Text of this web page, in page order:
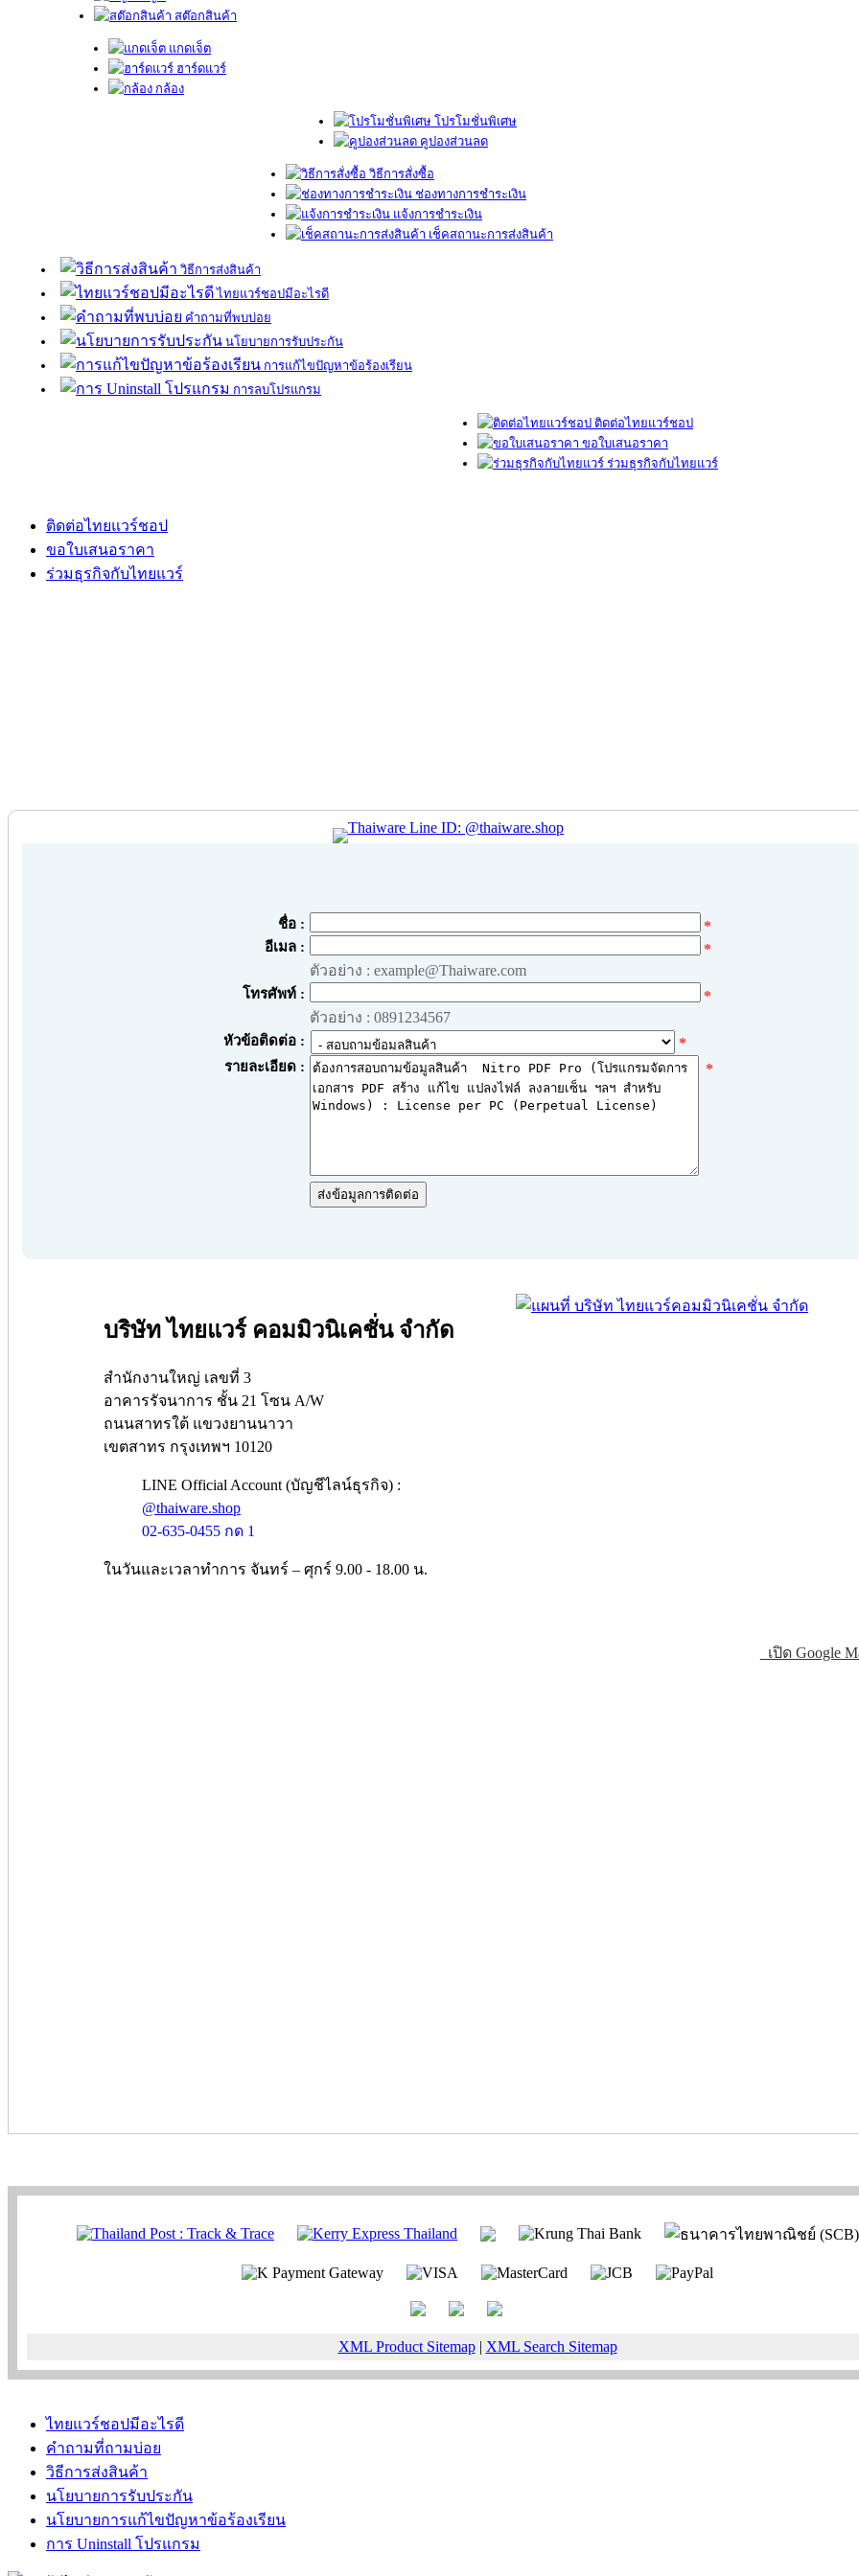
สต๊อกสินค้า
แกดเจ็ต
ฮาร์ดแวร์
กล้อง
โปรโมชั่นพิเศษ
คูปองส่วนลด
วิธีการสั่งซื้อ
ช่องทางการชำระเงิน
แจ้งการชำระเงิน
เช็คสถานะการส่งสินค้า
วิธีการส่งสินค้า
ไทยแวร์ชอปมีอะไรดี
คำถามที่พบบ่อย
นโยบายการรับประกัน
การแก้ไขปัญหาข้อร้องเรียน
การลบโปรแกรม
ติดต่อไทยแวร์ชอป
ขอใบเสนอราคา
ร่วมธุรกิจกับไทยแวร์
ติดต่อไทยแวร์ชอป
ขอใบเสนอราคา
ร่วมธุรกิจกับไทยแวร์
ชื่อ : *
อีเมล :
*
ตัวอย่าง : example@Thaiware.com
โทรศัพท์ :
*
ตัวอย่าง : 0891234567
หัวข้อติดต่อ : *
รายละเอียด : *
บริษัท ไทยแวร์ คอมมิวนิเคชั่น จำกัด
สำนักงานใหญ่ เลขที่ 3
อาคารรัจนาการ ชั้น 21 โซน A/W
ถนนสาทรใต้ แขวงยานนาวา
เขตสาทร กรุงเทพฯ 10120
LINE Official Account (บัญชีไลน์ธุรกิจ) :
@thaiware.shop
02-635-0455 กด 1
ในวันและเวลาทำการ จันทร์ – ศุกร์ 9.00 - 18.00 น.
เปิด Google
XML Product Sitemap| XML Search Sitemap
ไทยแวร์ชอปมีอะไรดี
คำถามที่ถามบ่อย
วิธีการส่งสินค้า
นโยบายการรับประกัน
นโยบายการแก้ไขปัญหาข้อร้องเรียน
การ Uninstall โปรแกรม